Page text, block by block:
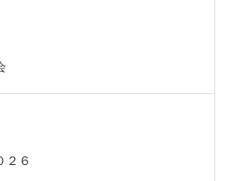
２６